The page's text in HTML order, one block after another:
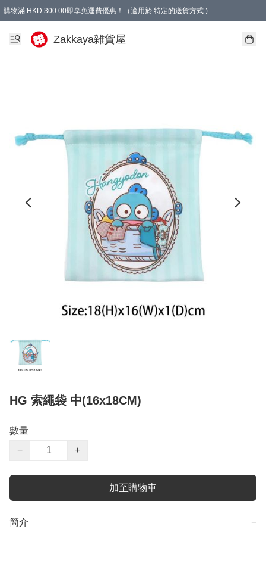
購物滿 HKD 300.00即享免運費優惠！（適用於 特定的送貨方式 )
Zakkaya雑貨屋
HG 索繩袋 中(16x18CM)
數量
−
+
加至購物車
簡介 −